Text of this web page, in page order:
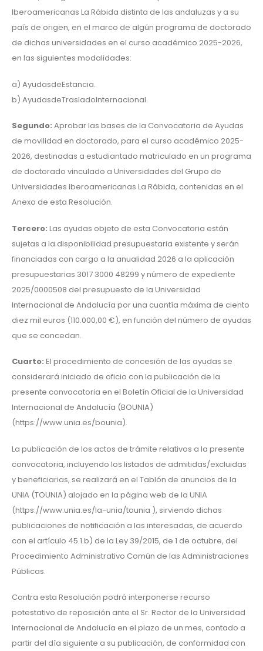
Iberoamericanas La Rábida distinta de las andaluzas y a su
país de origen, en el marco de algún programa de doctorado
de dichas universidades en el curso académico 2025-2026,
en las siguientes modalidades:
a) AyudasdeEstancia.
b) AyudasdeTrasladoInternacional.
Segundo: Aprobar las bases de la Convocatoria de Ayudas
de movilidad en doctorado, para el curso académico 2025-
2026, destinadas a estudiantado matriculado en un programa
de doctorado vinculado a Universidades del Grupo de
Universidades Iberoamericanas La Rábida, contenidas en el
Anexo de esta Resolución.
Tercero: Las ayudas objeto de esta Convocatoria están
sujetas a la disponibilidad presupuestaria existente y serán
financiadas con cargo a la anualidad 2026 a la aplicación
presupuestarias 3017 3000 48299 y número de expediente
2025/0000508 del presupuesto de la Universidad
Internacional de Andalucía por una cuantía máxima de ciento
diez mil euros (110.000,00 €), en función del número de ayudas
que se concedan.
Cuarto: El procedimiento de concesión de las ayudas se
considerará iniciado de oficio con la publicación de la
presente convocatoria en el Boletín Oficial de la Universidad
Internacional de Andalucía (BOUNIA)
(https://www.unia.es/bounia).
La publicación de los actos de trámite relativos a la presente
convocatoria, incluyendo los listados de admitidas/excluidas
y beneficiarias, se realizará en el Tablón de anuncios de la
UNIA (TOUNIA) alojado en la página web de la UNIA
(https://www.unia.es/la-unia/tounia ), sirviendo dichas
publicaciones de notificación a las interesadas, de acuerdo
con el artículo 45.1.b) de la Ley 39/2015, de 1 de octubre, del
Procedimiento Administrativo Común de las Administraciones
Públicas.
Contra esta Resolución podrá interponerse recurso
potestativo de reposición ante el Sr. Rector de la Universidad
Internacional de Andalucía en el plazo de un mes, contado a
partir del día siguiente a su publicación, de conformidad con